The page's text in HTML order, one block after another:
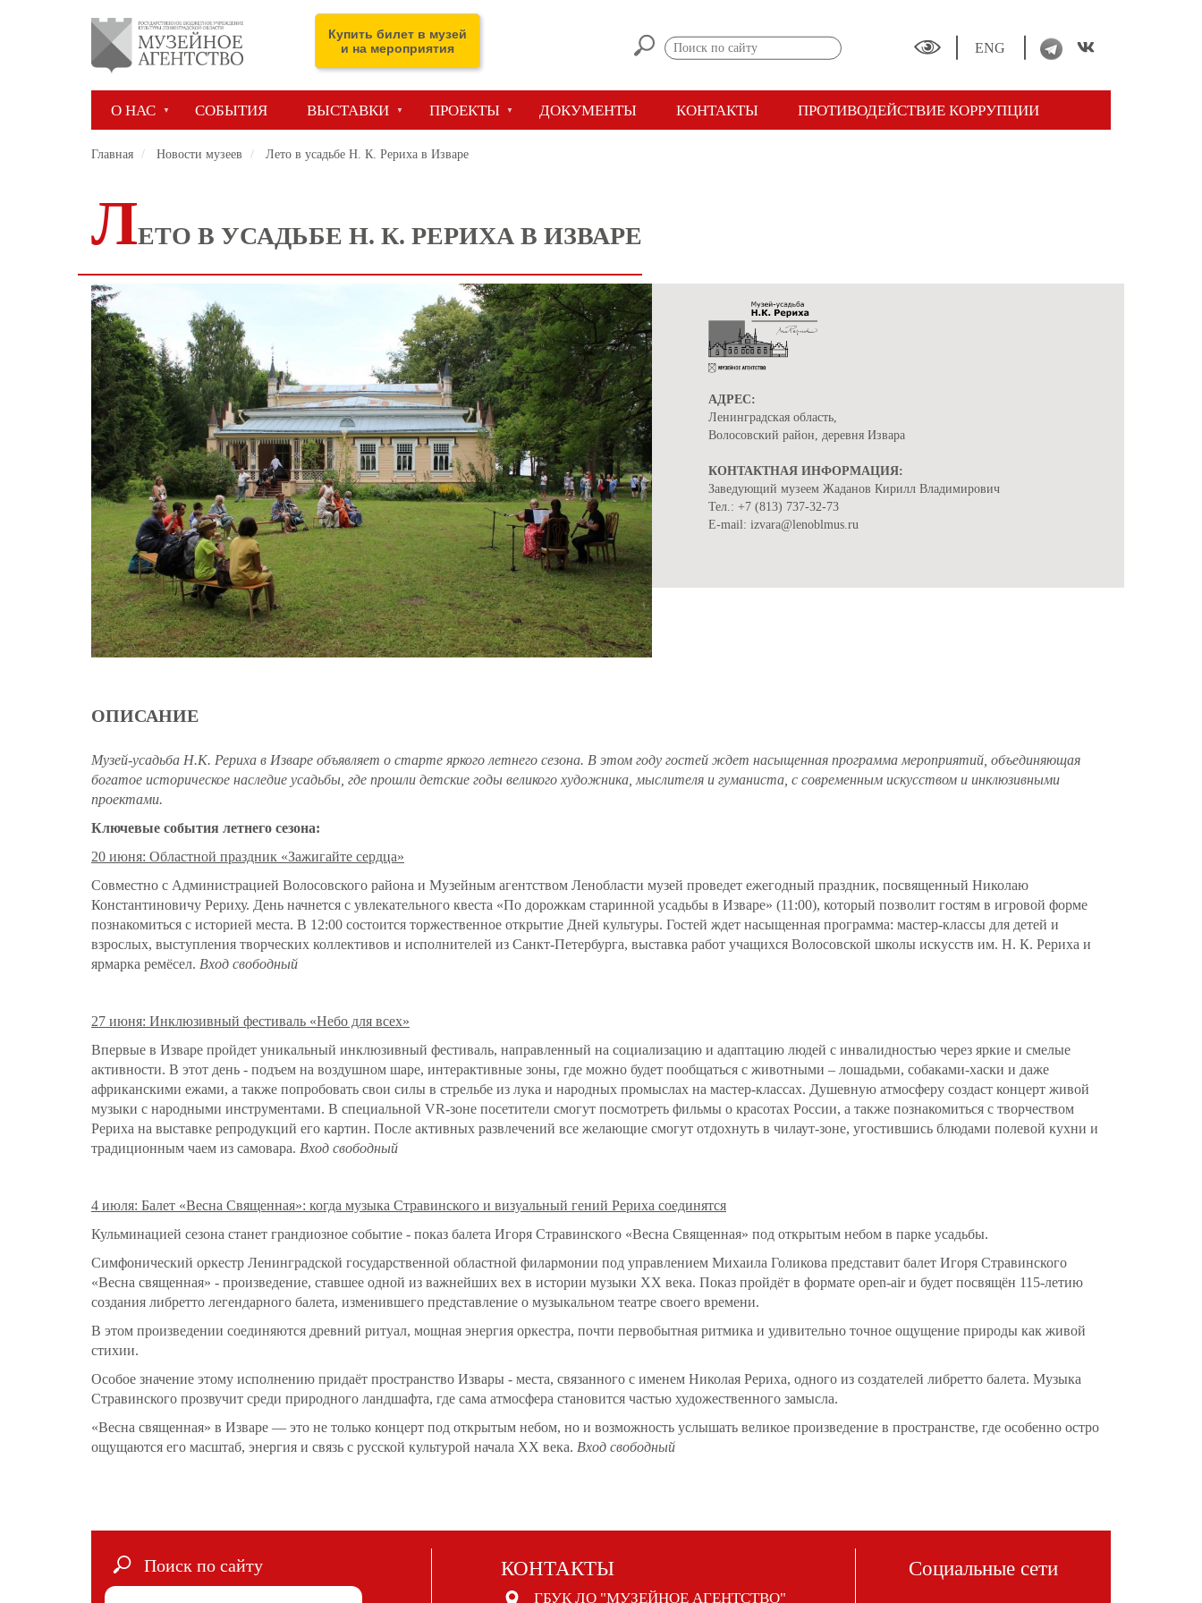
ENG
Купить билет в музей
и на мероприятия
О НАС СОБЫТИЯ ВЫСТАВКИ ПРОЕКТЫ ДОКУМЕНТЫ КОНТАКТЫ ПРОТИВОДЕЙСТВИЕ КОРРУПЦИИ
Главная Новости музеев Лето в усадьбе Н. К. Рериха в Изваре
ЛЕТО В УСАДЬБЕ Н. К. РЕРИХА В ИЗВАРЕ
АДРЕС:
Ленинградская область,
Волосовский район, деревня Извара
КОНТАКТНАЯ ИНФОРМАЦИЯ:
Заведующий музеем Жаданов Кирилл Владимирович
Тел.: +7 (813) 737-32-73
E-mail: izvara@lenoblmus.ru
ОПИСАНИЕ
Музей-усадьба Н.К. Рериха в Изваре объявляет о старте яркого летнего сезона. В этом году гостей ждет насыщенная программа мероприятий, объединяющая
богатое историческое наследие усадьбы, где прошли детские годы великого художника, мыслителя и гуманиста, с современным искусством и инклюзивными
проектами.
Ключевые события летнего сезона:
20 июня: Областной праздник «Зажигайте сердца»
Совместно с Администрацией Волосовского района и Музейным агентством Ленобласти музей проведет ежегодный праздник, посвященный Николаю
Константиновичу Рериху. День начнется с увлекательного квеста «По дорожкам старинной усадьбы в Изваре» (11:00), который позволит гостям в игровой форме
познакомиться с историей места. В 12:00 состоится торжественное открытие Дней культуры. Гостей ждет насыщенная программа: мастер-классы для детей и
взрослых, выступления творческих коллективов и исполнителей из Санкт-Петербурга, выставка работ учащихся Волосовской школы искусств им. Н. К. Рериха и
ярмарка ремёсел. Вход свободный
27 июня: Инклюзивный фестиваль «Небо для всех»
Впервые в Изваре пройдет уникальный инклюзивный фестиваль, направленный на социализацию и адаптацию людей с инвалидностью через яркие и смелые
активности. В этот день - подъем на воздушном шаре, интерактивные зоны, где можно будет пообщаться с животными – лошадьми, собаками-хаски и даже
африканскими ежами, а также попробовать свои силы в стрельбе из лука и народных промыслах на мастер-классах. Душевную атмосферу создаст концерт живой
музыки с народными инструментами. В специальной VR-зоне посетители смогут посмотреть фильмы о красотах России, а также познакомиться с творчеством
Рериха на выставке репродукций его картин. После активных развлечений все желающие смогут отдохнуть в чилаут-зоне, угостившись блюдами полевой кухни и
традиционным чаем из самовара. Вход свободный
4 июля: Балет «Весна Священная»: когда музыка Стравинского и визуальный гений Рериха соединятся
Кульминацией сезона станет грандиозное событие - показ балета Игоря Стравинского «Весна Священная» под открытым небом в парке усадьбы.
Симфонический оркестр Ленинградской государственной областной филармонии под управлением Михаила Голикова представит балет Игоря Стравинского
«Весна священная» - произведение, ставшее одной из важнейших вех в истории музыки XX века. Показ пройдёт в формате open-air и будет посвящён 115-летию
создания либретто легендарного балета, изменившего представление о музыкальном театре своего времени.
В этом произведении соединяются древний ритуал, мощная энергия оркестра, почти первобытная ритмика и удивительно точное ощущение природы как живой
стихии.
Особое значение этому исполнению придаёт пространство Извары - места, связанного с именем Николая Рериха, одного из создателей либретто балета. Музыка
Стравинского прозвучит среди природного ландшафта, где сама атмосфера становится частью художественного замысла.
«Весна священная» в Изваре — это не только концерт под открытым небом, но и возможность услышать великое произведение в пространстве, где особенно остро
ощущаются его масштаб, энергия и связь с русской культурой начала XX века. Вход свободный
Поиск по сайту КОНТАКТЫ
ГБУК ЛО "МУЗЕЙНОЕ АГЕНТСТВО"
Социальные сети